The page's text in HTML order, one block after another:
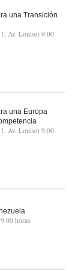
una Transición
Av. Louise) 9:00
una Europa
Av. Louise) 9:00
horas